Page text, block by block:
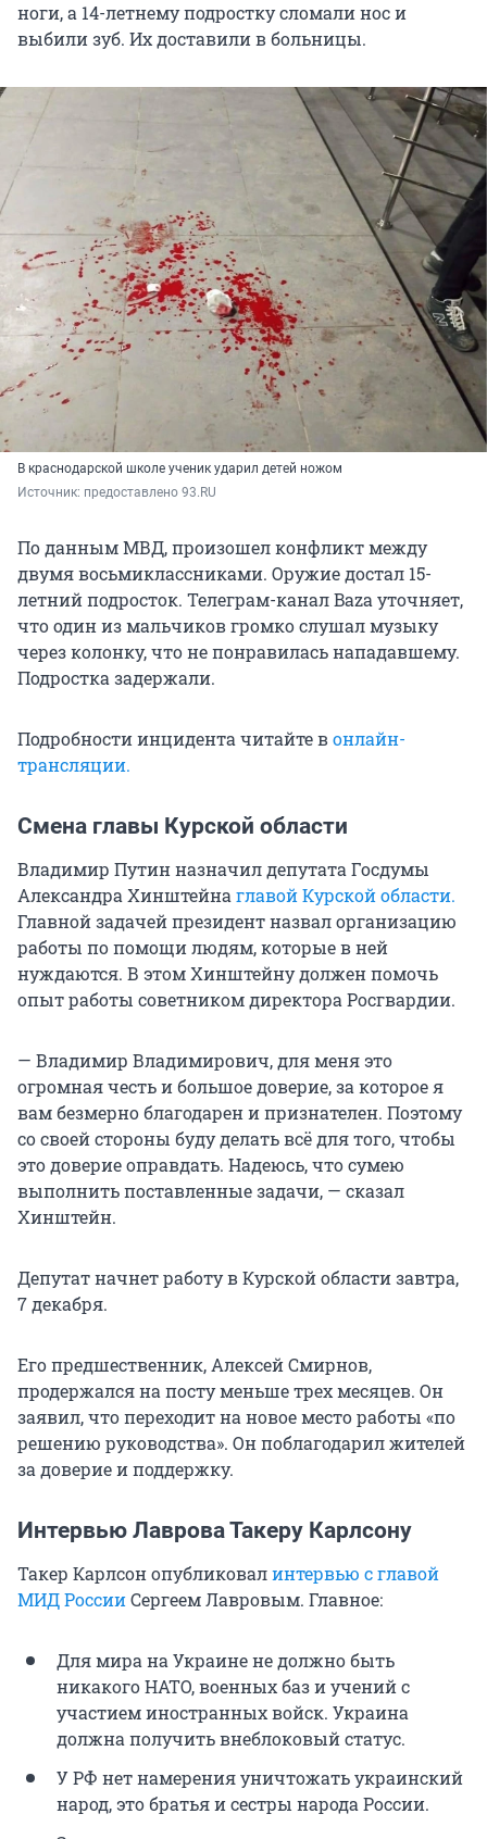
ноги, а 14-летнему подростку сломали нос и
выбили зуб. Их доставили в больницы.
В краснодарской школе ученик ударил детей ножом
Источник: предоставлено 93.RU
По данным МВД, произошел конфликт между
двумя восьмиклассниками. Оружие достал 15-
летний подросток. Телеграм-канал Baza уточняет,
что один из мальчиков громко слушал музыку
через колонку, что не понравилась нападавшему.
Подростка задержали.
Подробности инцидента читайте вонлайн-
трансляции.
Смена главы Курской области
Владимир Путин назначил депутата Госдумы
Александра Хинштейна главой Курской области.
Главной задачей президент назвал организацию
работы по помощи людям, которые в ней
нуждаются. В этом Хинштейну должен помочь
опыт работы советником директора Росгвардии.
— Владимир Владимирович, для меня это
огромная честь и большое доверие, за которое я
вам безмерно благодарен и признателен. Поэтому
со своей стороны буду делать всё для того, чтобы
это доверие оправдать. Надеюсь, что сумею
выполнить поставленные задачи, — сказал
Хинштейн.
Депутат начнет работу в Курской области завтра,
7 декабря.
Его предшественник, Алексей Смирнов,
продержался на посту меньше трех месяцев. Он
заявил, что переходит на новое место работы «по
решению руководства». Он поблагодарил жителей
за доверие и поддержку.
Интервью Лаврова Такеру Карлсону
Такер Карлсон опубликовалинтервью с главой
МИД РоссииСергеем Лавровым. Главное:
Для мира на Украине не должно быть
никакого НАТО, военных баз и учений с
участием иностранных войск. Украина
должна получить внеблоковый статус.
У РФ нет намерения уничтожать украинский
народ, это братья и сестры народа России.